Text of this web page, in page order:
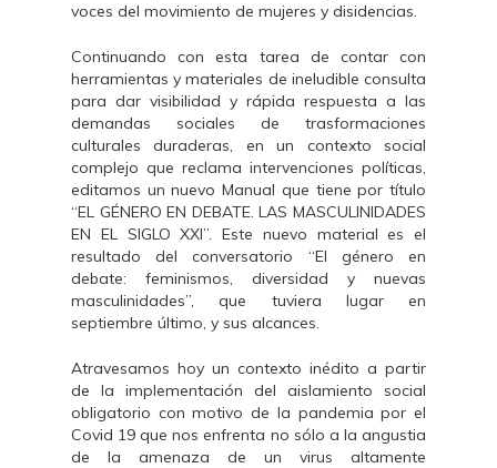
voces del movimiento de mujeres y disidencias.
Continuando con esta tarea de contar con
herramientas y materiales de ineludible consulta
para dar visibilidad y rápida respuesta a las
demandas sociales de trasformaciones
culturales duraderas, en un contexto social
complejo que reclama intervenciones políticas,
editamos un nuevo Manual que tiene por título
“EL GÉNERO EN DEBATE. LAS MASCULINIDADES
EN EL SIGLO XXI”. Este nuevo material es el
resultado del conversatorio “El género en
debate: feminismos, diversidad y nuevas
masculinidades”, que tuviera lugar en
septiembre último, y sus alcances.
Atravesamos hoy un contexto inédito a partir
de la implementación del aislamiento social
obligatorio con motivo de la pandemia por el
Covid 19 que nos enfrenta no sólo a la angustia
de la amenaza de un virus altamente